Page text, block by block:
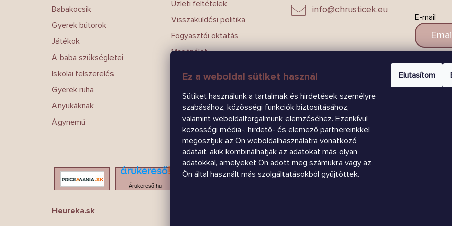
Ez a weboldal sütiket használ
Sütiket használunk a tartalmak és hirdetések személyre
szabásához, közösségi funkciók biztosításához,
valamint weboldalforgalmunk elemzéséhez. Ezenkívül
közösségi média-, hirdető- és elemező partnereinkkel
megosztjuk az Ön weboldalhasználatra vonatkozó
adatait, akik kombinálhatják az adatokat más olyan
adatokkal, amelyeket Ön adott meg számukra vagy az
Ön által használt más szolgáltatásokból gyűjtöttek.
Elutasítom
Babakocsik
Gyerek bútorok
Játékok
A baba szükségletei
Iskolai felszerelés
Gyerek ruha
Anyukáknak
Ágynemű
Üzleti feltételek
Visszaküldési politika
Fogyasztói oktatás
Magánélet
info@chrusticek.eu
E-mail
Heureka.sk
Árukereső.hu